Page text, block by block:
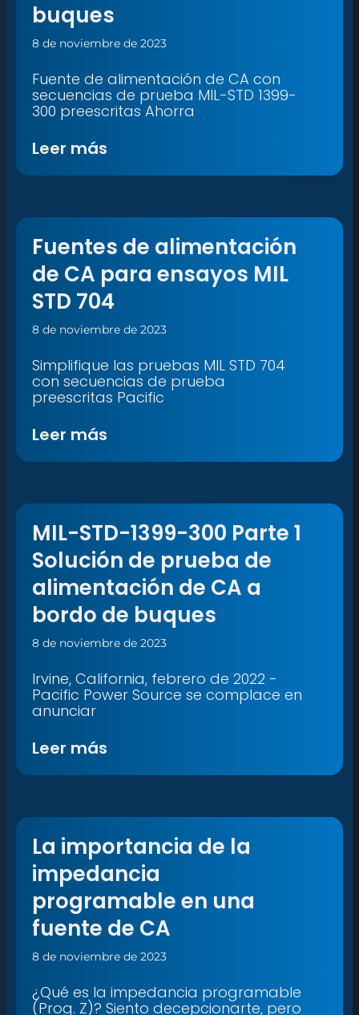
buques
8 de noviembre de 2023
Fuente de alimentación de CA con
secuencias de prueba MIL-STD 1399-
300 preescritas Ahorra
Leer más
Fuentes de alimentación
de CA para ensayos MIL
STD 704
8 de noviembre de 2023
Simplifique las pruebas MIL STD 704
con secuencias de prueba
preescritas Pacific
Leer más
MIL-STD-1399-300 Parte 1
Solución de prueba de
alimentación de CA a
bordo de buques
8 de noviembre de 2023
Irvine, California, febrero de 2022 -
Pacific Power Source se complace en
anunciar
Leer más
La importancia de la
impedancia
programable en una
fuente de CA
8 de noviembre de 2023
¿Qué es la impedancia programable
(Prog. Z)? Siento decepcionarte, pero